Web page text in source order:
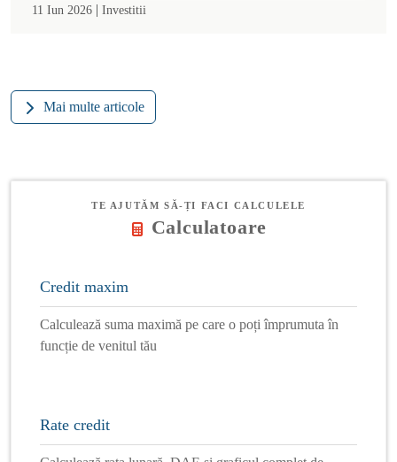
11 Iun 2026 | Investitii
Mai multe articole
TE AJUTĂM SĂ-ȚI FACI CALCULELE
Calculatoare
Credit maxim
Calculează suma maximă pe care o poți împrumuta în
funcție de venitul tău
Rate credit